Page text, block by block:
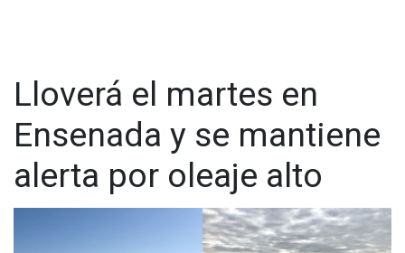
Lloverá el martes en
Ensenada y se mantiene
alerta por oleaje alto